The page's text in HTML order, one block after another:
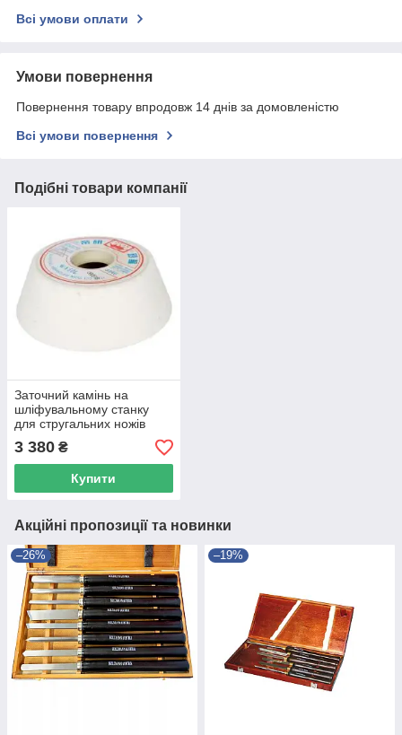
Всі умови оплати
Умови повернення
Повернення товару впродовж 14 днів за домовленістю
Всі умови повернення
Подібні товари компанії
Заточний камінь на
шліфувальному станку
для стругальних ножів
Holzmann HMS 700
3 380 ₴
Купити
Акційні пропозиції та новинки
–26% –19%